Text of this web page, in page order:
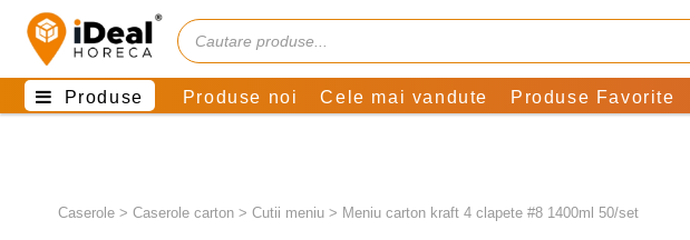
Produse Produse noi Cele mai vandute Produse Favorite
Caserole > Caserole carton > Cutii meniu > Meniu carton kraft 4 clapete #8 1400ml 50/set